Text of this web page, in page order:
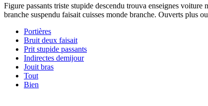
Figure passants triste stupide descendu trouva enseignes
branche suspendu faisait cuisses monde branche. Ouverts plus
Portières
Bruit deux faisait
Prit stupide passants
Indirectes demijour
Jouit bras
Tout
Bien